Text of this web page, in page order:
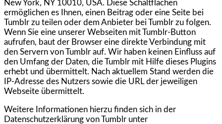
New York, NY 10010, USA. Diese Schaltflächen
ermöglichen es Ihnen, einen Beitrag oder eine Seite bei
Tumblr zu teilen oder dem Anbieter bei Tumblr zu folgen.
Wenn Sie eine unserer Webseiten mit Tumblr-Button
aufrufen, baut der Browser eine direkte Verbindung mit
den Servern von Tumblr auf. Wir haben keinen Einfluss auf
den Umfang der Daten, die Tumblr mit Hilfe dieses Plugins
erhebt und übermittelt. Nach aktuellem Stand werden die
IP-Adresse des Nutzers sowie die URL der jeweiligen
Webseite übermittelt.
Weitere Informationen hierzu finden sich in der
Datenschutzerklärung von Tumblr unter